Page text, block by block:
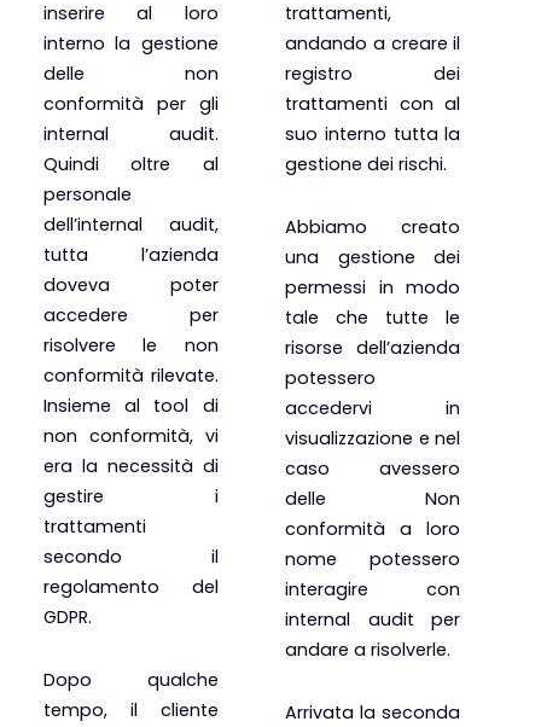
inserire al loro
interno la gestione
delle non
conformità per gli
internal audit.
Quindi oltre al
personale
dell’internal audit,
tutta l’azienda
doveva poter
accedere per
risolvere le non
conformità rilevate.
Insieme al tool di
non conformità, vi
era la necessità di
gestire i
trattamenti
secondo il
regolamento del
GDPR.
Dopo qualche
tempo, il cliente
trattamenti,
andando a creare il
registro dei
trattamenti con al
suo interno tutta la
gestione dei rischi.
Abbiamo creato
una gestione dei
permessi in modo
tale che tutte le
risorse dell’azienda
potessero
accedervi in
visualizzazione e nel
caso avessero
delle Non
conformità a loro
nome potessero
interagire con
internal audit per
andare a risolverle.
Arrivata la seconda